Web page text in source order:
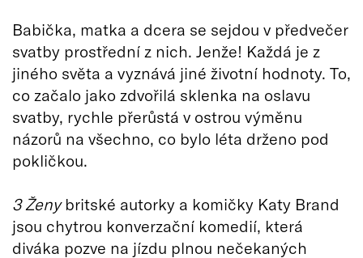
Babička, matka a dcera se sejdou v předvečer
svatby prostřední z nich. Jenže! Každá je z
jiného světa a vyznává jiné životní hodnoty. To,
co začalo jako zdvořilá sklenka na oslavu
svatby, rychle přerůstá v ostrou výměnu
názorů na všechno, co bylo léta drženo pod
pokličkou.
3 Ženybritské autorky a komičky Katy Brand
jsou chytrou konverzační komedií, která
diváka pozve na jízdu plnou nečekaných